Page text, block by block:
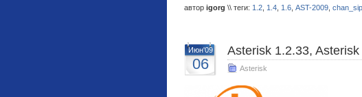
автор igorg \\ теги: 1.2 1.4 1.6 AST-2009 chan_sip
Июн'09
06
Asterisk 1.2.33,
Asterisk